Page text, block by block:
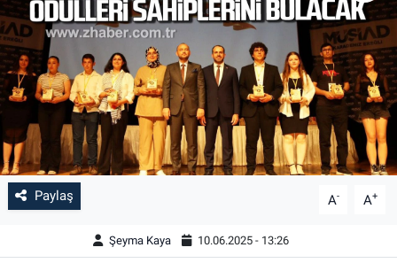
Paylaş A- A+
Şeyma Kaya 10.06.2025 - 13:26